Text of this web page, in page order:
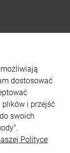
dostosować
i przejść
swoich
Polityce